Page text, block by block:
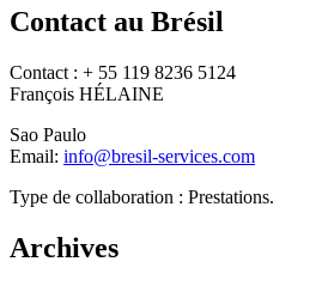
Contact au Brésil
Contact : + 55 119 8236 5124
François HÉLAINE
Sao Paulo
Email: info@bresil-services.com
Type de collaboration : Prestations.
Archives